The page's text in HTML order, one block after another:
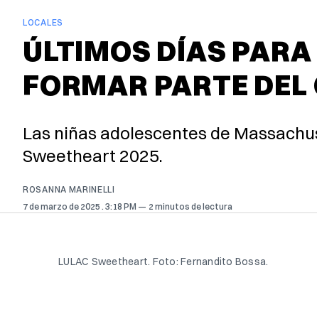
LOCALES
ÚLTIMOS DÍAS
FORMAR PARTE
Las niñas adolescentes de
Sweetheart 2025.
ROSANNA MARINELLI
7 de marzo de 2025 . 3:18 PM 2 minutos de lectura
LULAC Sweetheart. Foto: Fernandito Bossa.